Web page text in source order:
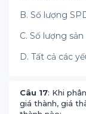
B. Số lượng
C. Số lượng
D. Tất cả các
Câu 17: Khi
giá thành, giá